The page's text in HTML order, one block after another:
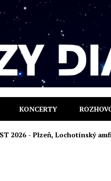
KONCERTY
2026 - Plzeň, Lochotínský